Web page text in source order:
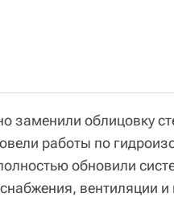
заменили облицовку
работы по
обновили
вентиляции